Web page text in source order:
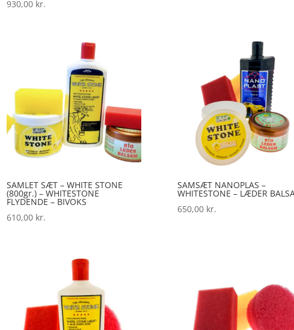
930,00 kr.
SAMLET SÆT – WHITE STONE
(800gr.) – WHITESTONE
FLYDENDE – BIVOKS
610,00 kr.
SAMSÆT NANOPLAS –
WHITESTONE – LÆDER
650,00 kr.